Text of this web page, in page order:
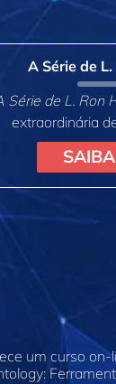
A Série de
Série de L. Ron
extraordinária
um curso